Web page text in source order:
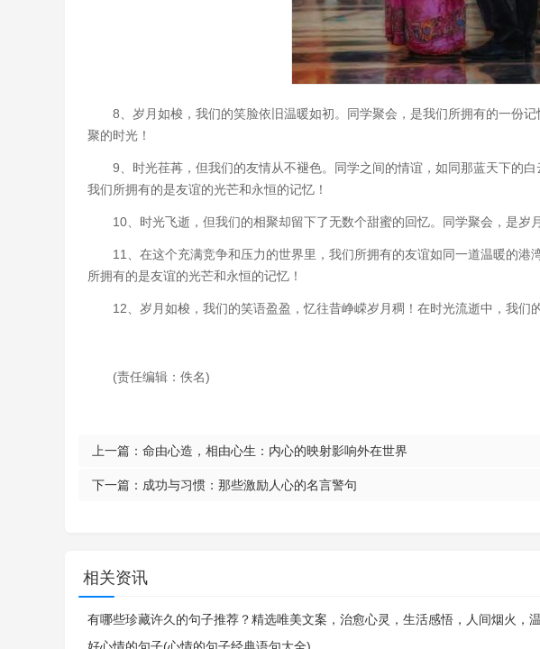
8、岁月如梭，我们的笑脸依旧温暖如初。同学聚会，是我们所拥有的一份
聚的时光！
9、时光荏苒，但我们的友情从不褪色。同学之间的情谊，如同那蓝天下的
我们所拥有的是友谊的光芒和永恒的记忆！
10、时光飞逝，但我们的相聚却留下了无数个甜蜜的回忆。同学聚会，是岁
11、在这个充满竞争和压力的世界里，我们所拥有的友谊如同一道温暖的港
所拥有的是友谊的光芒和永恒的记忆！
12、岁月如梭，我们的笑语盈盈，忆往昔峥嵘岁月稠！在时光流逝中，我们
(责任编辑：佚名)
上一篇： 命由心造，相由心生：内心的映射影响外在世界
下一篇： 成功与习惯：那些激励人心的名言警句
相关资讯
有哪些珍藏许久的句子推荐？精选唯美文案，治愈心灵，生活感悟，人间烟火，